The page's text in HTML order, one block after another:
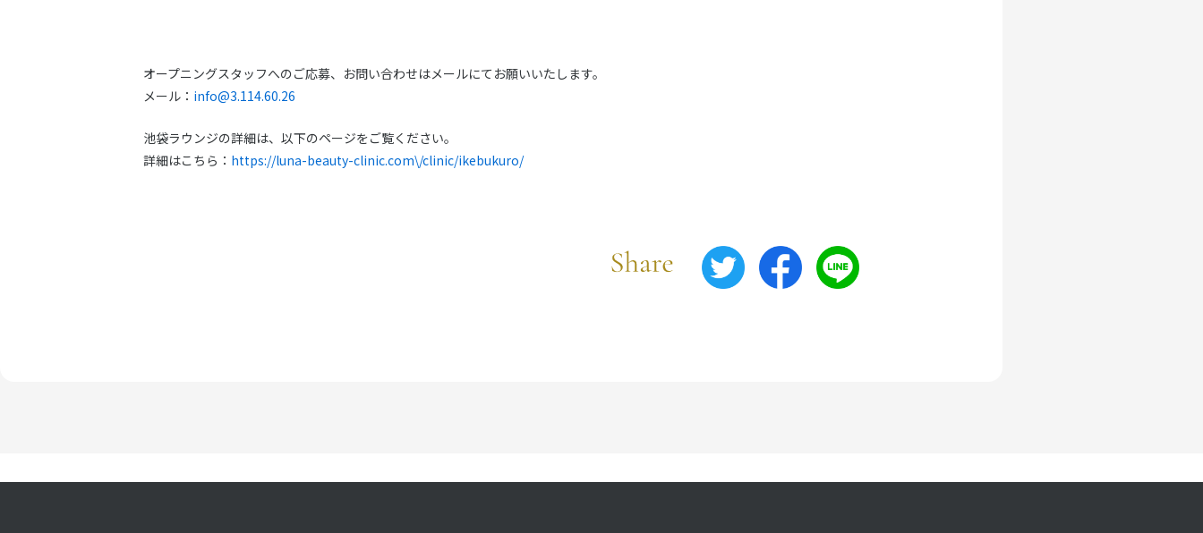
オープニングスタッフへのご応募、お問い合わせはメールにてお願いいたします。
メール： info@3.114.60.26
池袋ラウンジの詳細は、以下のページをご覧ください。
詳細はこちら： https://luna-beauty-clinic.com\/clinic/ikebukuro/